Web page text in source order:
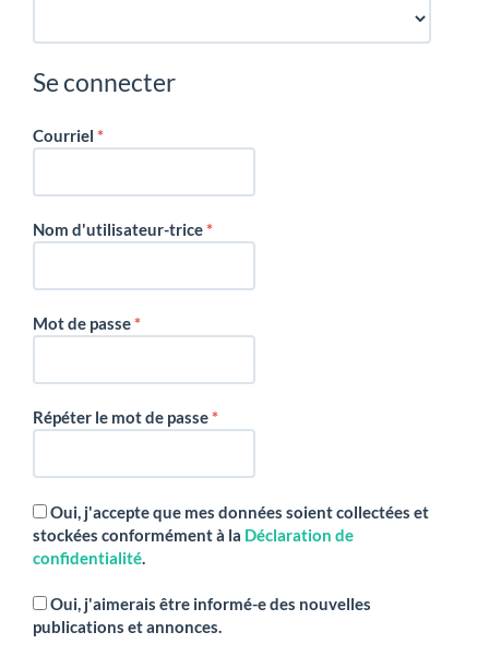
Se connecter
Courriel *Obligatoire
Nom d'utilisateur-trice*Obligatoire
Mot de passe*Obligatoire
Répéter le mot de passe*Obligatoire
stockées conformément à la Déclaration de
confidentialité.
publications et annonces.